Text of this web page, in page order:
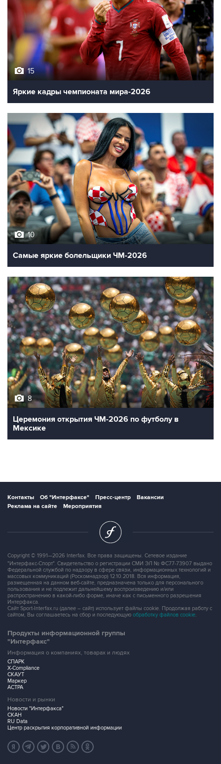
15
Яркие кадры чемпионата мира-2026
10
Самые яркие болельщики ЧМ-2026
8
Церемония открытия ЧМ-2026 по футболу в
Мексике
Контакты Об "Интерфаксе" Пресс-центр
Вакансии
Реклама на сайте
Мероприятия
Copyright © 1991—2026 Interfax. Все права защищены. Сетевое издание
"Интерфакс-Спорт". Свидетельство о регистрации СМИ ЭЛ № ФС77-73907 выдано
Федеральной службой по надзору в сфере связи, информационных технологий и
массовых коммуникаций (Роскомнадзор) 12.10.2018. Вся информация,
размещенная на данном веб-сайте, предназначена только для персонального
пользования и не подлежит дальнейшему воспроизведению и/или
распространению в какой-либо форме, иначе как с письменного разрешения
Интерфакса.
Сайт Sport-Interfax.ru (далее – сайт) использует файлы cookie. Продолжая работу с
сайтом, Вы соглашаетесь на сбор и последующую обработку файлов cookie.
Продукты информационной группы
"Интерфакс"
Информация о компаниях, товарах и людях
СПАРК
X-Compliance
СКАУТ
Маркер
АСТРА
Новости и рынки
Новости "Интерфакса"
СКАН
RU Data
Центр раскрытия корпоративной информации